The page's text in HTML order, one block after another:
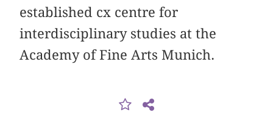
established cx centre for
interdisciplinary studies at the
Academy of Fine Arts Munich.